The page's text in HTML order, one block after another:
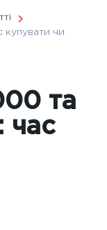
купувати чи
та
час